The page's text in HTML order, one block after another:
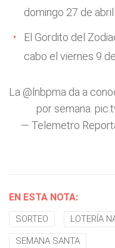
domingo 27 de
El Gordito del
cabo el viernes 9
La @lnbpma da a
por semana.
— Telemetro
EN ESTA NOTA:
SORTEO LOTERÍA
SEMANA SANTA